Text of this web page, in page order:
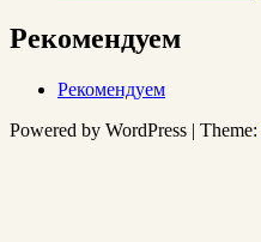
Рекомендуем
Рекомендуем
Powered by WordPress | Theme: